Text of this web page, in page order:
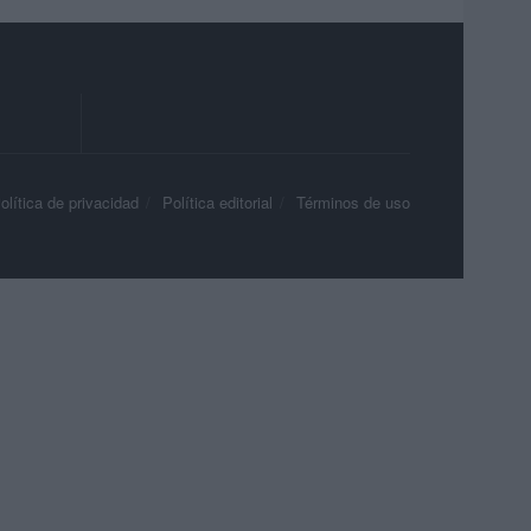
de privacidad Política editorial Términos de uso